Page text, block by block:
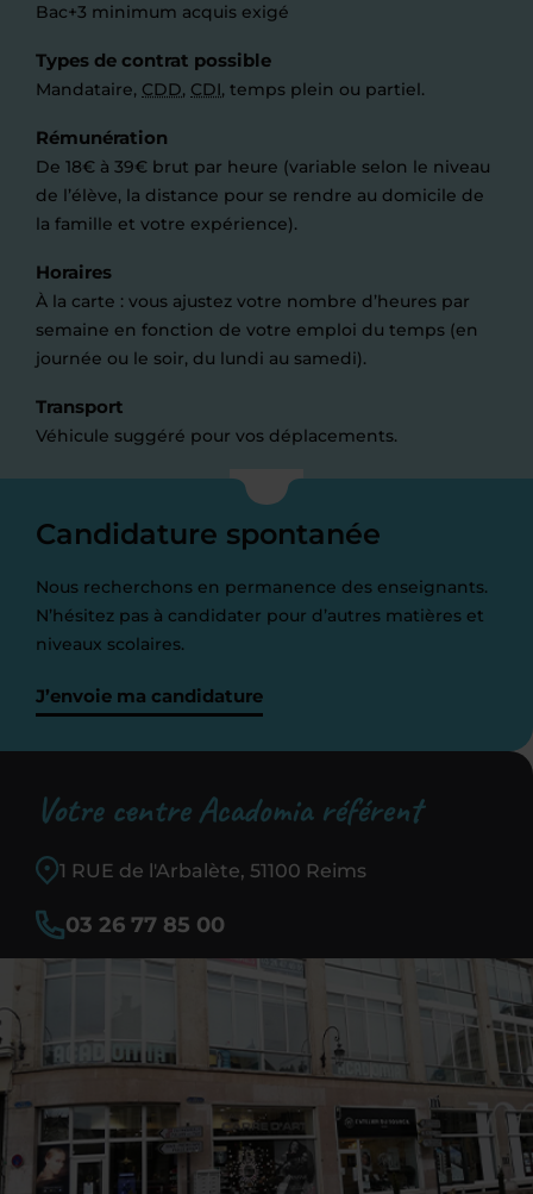
Bac+3 minimum acquis exigé
Types de contrat possible
Mandataire, CDD, CDI, temps plein ou partiel.
Rémunération
De 18€ à 39€ brut par heure (variable selon le niveau
de l’élève, la distance pour se rendre au domicile de
la famille et votre expérience).
Horaires
À la carte : vous ajustez votre nombre d’heures par
semaine en fonction de votre emploi du temps (en
journée ou le soir, du lundi au samedi).
Transport
Véhicule suggéré pour vos déplacements.
Candidature spontanée
Nous recherchons en permanence des enseignants.
N’hésitez pas à candidater pour d’autres matières et
niveaux scolaires.
J’envoie ma candidature
Votre centre Acadomia référent
1 RUE de l'Arbalète, 51100 Reims
03 26 77 85 00